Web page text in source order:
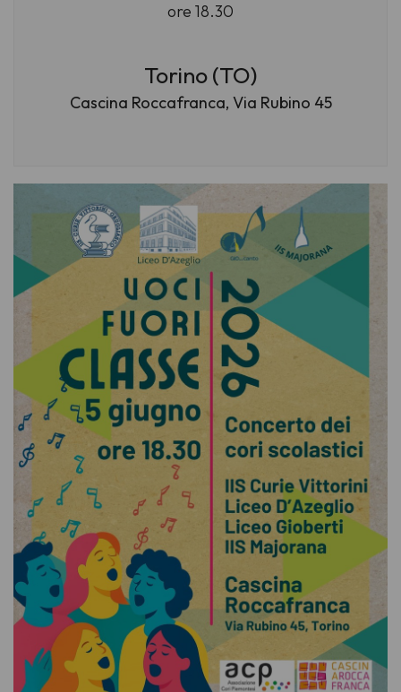
ore 18.30
Torino (TO)
Cascina Roccafranca, Via Rubino 45